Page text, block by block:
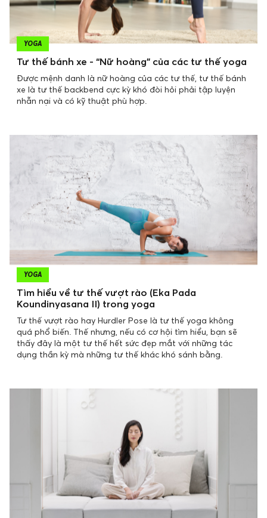
YOGA
Tư thế bánh xe - “Nữ hoàng” của các tư thế yoga
Được mệnh danh là nữ hoàng của các tư thế, tư thế bánh
xe là tư thế backbend cực kỳ khó đòi hỏi phải tập luyện
nhẫn nại và có kỹ thuật phù hợp.
YOGA
Tìm hiểu về tư thế vượt rào (Eka Pada
Koundinyasana II) trong yoga
Tư thế vượt rào hay Hurdler Pose là tư thế yoga không
quá phổ biến. Thế nhưng, nếu có cơ hội tìm hiểu, bạn sẽ
thấy đây là một tư thế hết sức đẹp mắt với những tác
dụng thần kỳ mà những tư thế khác khó sánh bằng.